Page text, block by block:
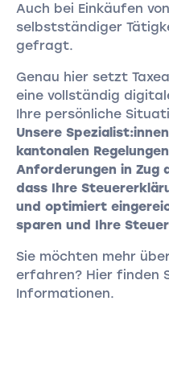
Auch bei Einkäufen
selbstständiger
gefragt.
Genau hier setzt
eine vollständig
Ihre persönliche
Unsere
kantonalen
Anforderungen in Zug
dass Ihre
und optimiert
sparen und Ihre
Sie möchten mehr
erfahren? Hier finden
Informationen.